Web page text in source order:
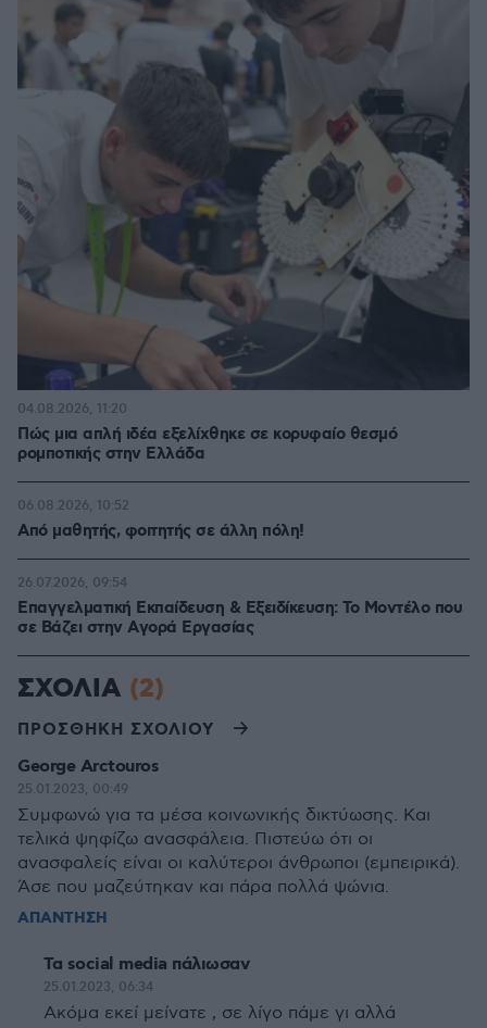
Πώς μια απλή ιδέα εξελίχθηκε σε κορυφαίο θεσμό
ρομποτικής στην Ελλάδα
04.08.2026, 11:20
Από μαθητής, φοιτητής σε άλλη πόλη!
06.08.2026, 10:52
Επαγγελματική Εκπαίδευση & Εξειδίκευση: Το Mοντέλο που
σε Bάζει στην Aγορά Eργασίας
26.07.2026, 09:54
ΣΧΟΛΙΑ (2)
ΠΡΟΣΘΗΚΗ ΣΧΟΛΙΟΥ
George Arctouros
25.01.2023, 00:49
Συμφωνώ για τα μέσα κοινωνικής δικτύωσης. Και
τελικά ψηφίζω ανασφάλεια. Πιστεύω ότι οι
ανασφαλείς είναι οι καλύτεροι άνθρωποι (εμπειρικά).
Άσε που μαζεύτηκαν και πάρα πολλά ψώνια.
ΑΠΑΝΤΗΣΗ
Τα social media πάλιωσαν
25.01.2023, 06:34
Ακόμα εκεί μείνατε , σε λίγο πάμε γι αλλά